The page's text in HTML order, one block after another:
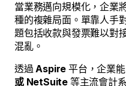
當業務邁向規模化，企業
種的複雜局面。單靠人手
題包括收款與發票難以對
混亂。
透過Aspire 平台，企業
或 NetSuite 等主流會計